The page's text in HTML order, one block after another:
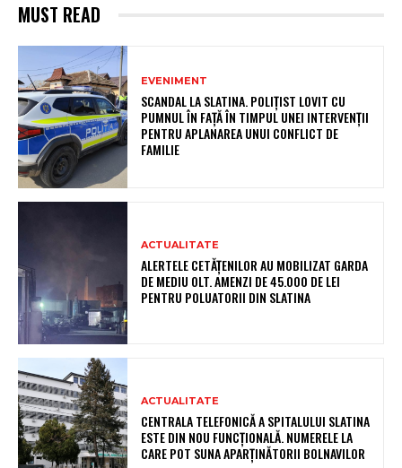
MUST READ
EVENIMENT
SCANDAL LA SLATINA. POLIȚIST LOVIT CU
PUMNUL ÎN FAȚĂ ÎN TIMPUL UNEI INTERVENȚII
PENTRU APLANAREA UNUI CONFLICT DE
FAMILIE
ACTUALITATE
ALERTELE CETĂȚENILOR AU MOBILIZAT GARDA
DE MEDIU OLT. AMENZI DE 45.000 DE LEI
PENTRU POLUATORII DIN SLATINA
ACTUALITATE
CENTRALA TELEFONICĂ A SPITALULUI SLATINA
ESTE DIN NOU FUNCȚIONALĂ. NUMERELE LA
CARE POT SUNA APARȚINĂTORII BOLNAVILOR